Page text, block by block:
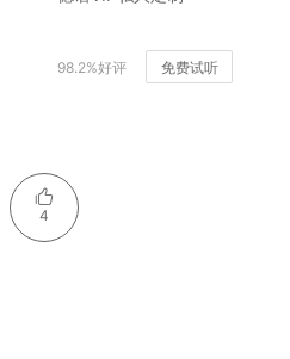
98.2%好评 免费试听
4